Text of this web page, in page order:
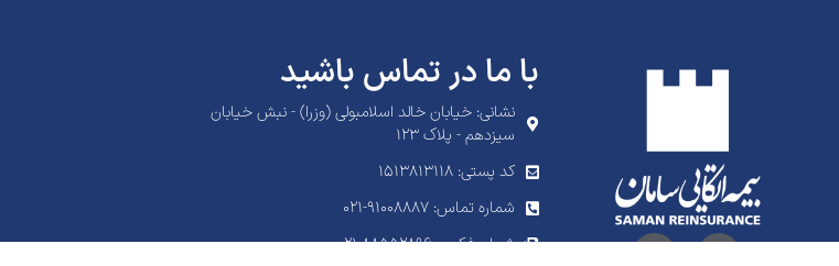
با ما در تماس باشید
نشانی: خیابان خالد اسلامبولی (وزرا) - نبش خیابان
سیزدهم - پلاک ۱۲۳
کد پستی: 1513813118
شماره تماس: ۹۱۰۰۸۸۸۷-۰۲۱
شماره فکس: ۸۸۵۵۲۸۹۶-۰۲۱